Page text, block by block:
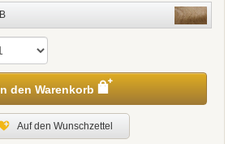
den Warenkorb
Auf den Wunschzettel